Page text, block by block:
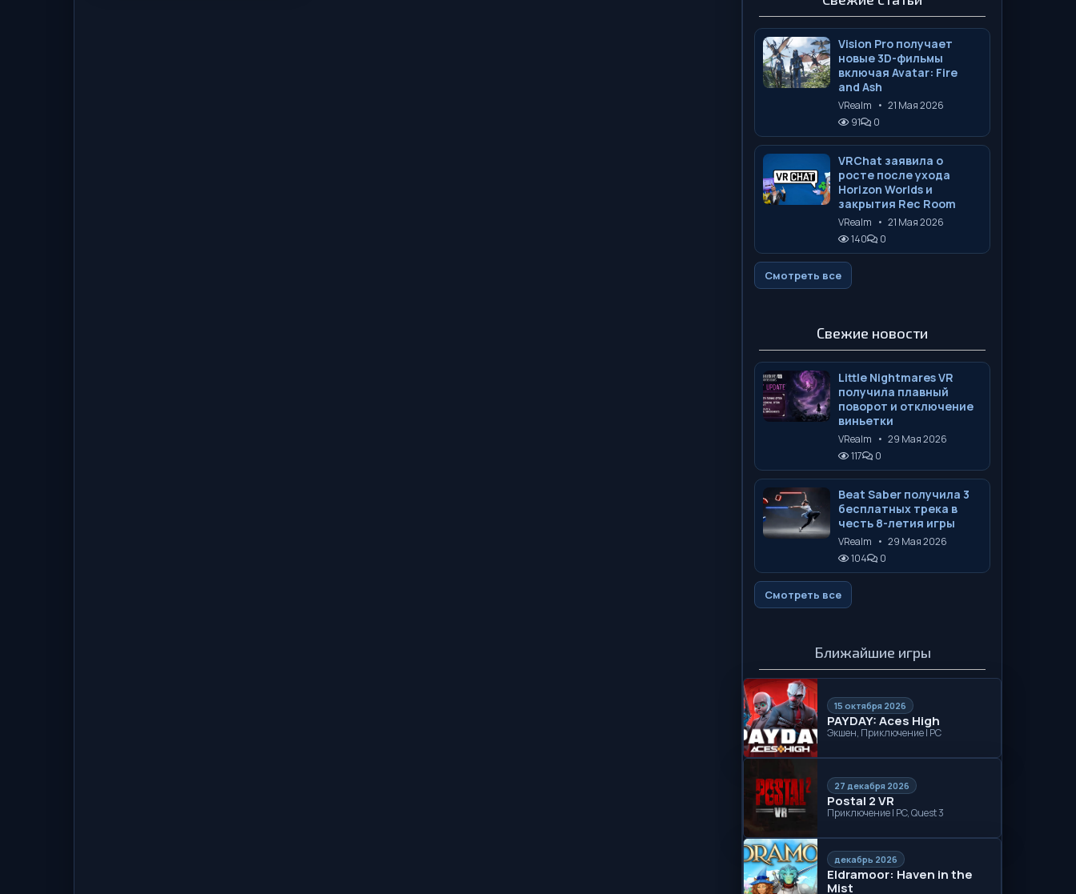
Vision Pro получает
новые 3D-фильмы
включая Avatar: Fire
and Ash
VRealm • 21 Мая 2026
91
0
VRChat заявила о
росте после ухода
Horizon Worlds и
закрытия Rec Room
VRealm • 21 Мая 2026
140
0
Смотреть все
Свежие новости
Little Nightmares VR
получила плавный
поворот и отключение
виньетки
VRealm • 29 Мая 2026
117
0
Beat Saber получила 3
бесплатных трека в
честь 8-летия игры
VRealm • 29 Мая 2026
104
0
Смотреть все
Ближайшие игры
15 октября 2026
PAYDAY: Aces High
Экшен, Приключение | PC
27 декабря 2026
Postal 2 VR
Приключение | PC, Quest 3
декабрь 2026
Eldramoor: Haven in the
Mist